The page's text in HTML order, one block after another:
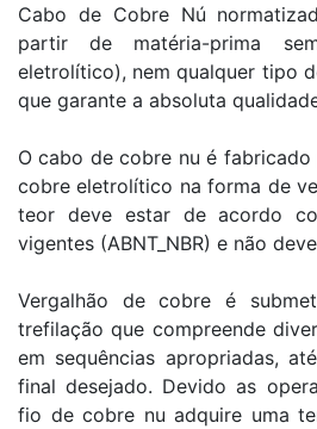
Cabo de Cobre Nú
partir de matéria-prima
eletrolítico), nem qualquer tipo
que garante a absoluta
O cabo de cobre nu é
cobre eletrolítico na forma de
teor deve estar de acordo
vigentes (ABNT_NBR) e não
Vergalhão de cobre é
trefilação que compreende
em sequências apropriadas,
final desejado. Devido as
fio de cobre nu adquire uma